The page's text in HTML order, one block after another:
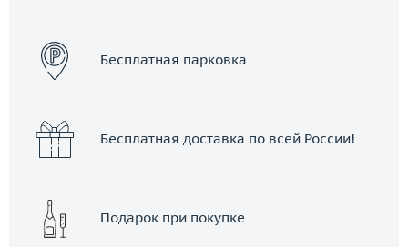
Бесплатная парковка
Бесплатная доставка по всей России!
Подарок при покупке